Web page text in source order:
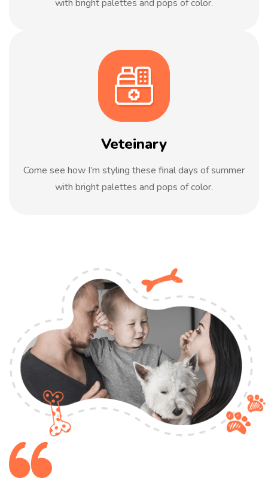
with bright palettes and pops of color.
Veteinary
Come see how I’m styling these final days of summer
with bright palettes and pops of color.